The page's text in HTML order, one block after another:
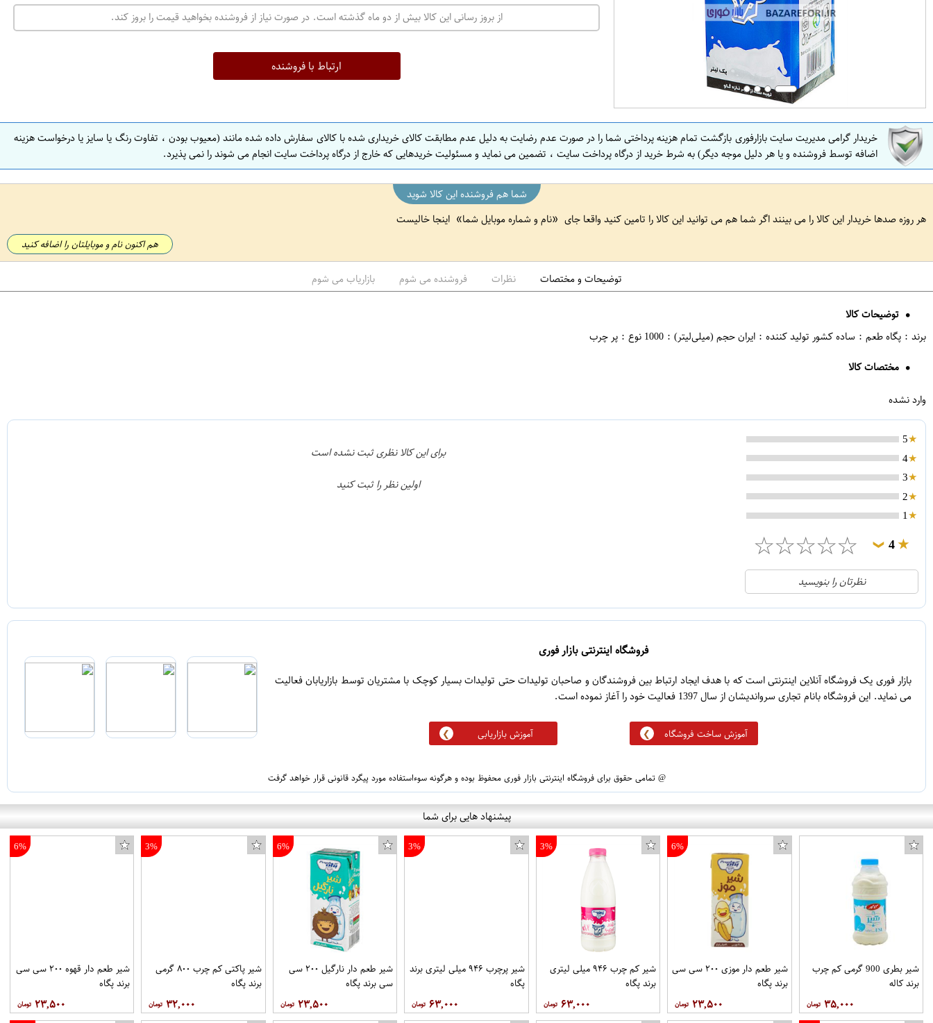
ت
ه
ص
ف
ه
ا
ن
ا
ف
ه
از بروز رسانی این کالا بیش از دو ماه گذشته است. در صورت نیاز از فروشنده بخواهید قیمت را بروز کند.
ارتباط با فروشنده
خریدار گرامی مدیریت سایت بازارفوری بازگشت تمام هزینه پرداختی شما را در صورت عدم رضایت به دلیل عدم مطابقت کالای خریداری شده با کالای سفارش داده شده مانند (معیوب بودن ، تفاوت رنگ یا سایز یا درخواست هزینه
اضافه توسط فروشنده و یا هر دلیل موجه دیگر) به شرط خرید از درگاه پرداخت سایت ، تضمین می نماید و مسئولیت خریدهایی که خارج از درگاه پرداخت سایت انجام می شوند را نمی پذیرد.
شما هم فروشنده این کالا شوید
هر روزه صدها خریدار این کالا را می بینند اگر شما هم می توانید این کالا را تامین کنید واقعا جای
نام و شماره موبایل شما اینجا خالیست
هم اکنون نام و موبایلتان را اضافه کنید
توضیحات و مختصات نظرات فروشنده می شوم بازاریاب می شوم
توضیحات کالا
برند : پگاه طعم : ساده کشور تولید کننده : ایران حجم (میلی‌لیتر) : 1000 نوع : پر چرب
مختصات کالا
وارد نشده
5
4
3
2
1
4
❯
☆
☆
☆
☆
☆
0
3
0
1
0
نظرتان را بنویسید
برای این کالا نظری ثبت نشده است
اولین نظر را ثبت کنید
فروشگاه اینترنتی بازار فوری
بازار فوری یک فروشگاه آنلاین اینترنتی است که با هدف ایجاد ارتباط بین فروشندگان و صاحبان تولیدات حتی تولیدات بسیار کوچک با مشتریان توسط بازاریابان فعالیت
می نماید. این فروشگاه بانام تجاری سرواندیشان از سال 1397 فعالیت خود را آغاز نموده است.
آموزش ساخت فروشگاه آموزش بازاریابی
@ تمامی حقوق برای فروشگاه اینترنتی بازار فوری محفوظ بوده و هرگونه سوءاستفاده مورد پیگرد قانونی قرار خواهد گرفت
پیشنهاد هایی برای شما
شیر بطری 900 گرمی کم چرب
برند کاله
۳۵,۰۰۰
6%
شیر طعم دار موزی ۲۰۰ سی سی
برند پگاه
۲۳,۵۰۰
3%
شیر کم چرب ۹۴۶ میلی لیتری
برند پگاه
۶۳,۰۰۰
3%
شیر پرچرب ۹۴۶ میلی لیتری برند
پگاه
۶۳,۰۰۰
6%
شیر طعم دار نارگیل ۲۰۰ سی
سی برند پگاه
۲۳,۵۰۰
3%
شیر پاکتی کم چرب ۸۰۰ گرمی
برند پگاه
۳۲,۰۰۰
6%
شیر طعم دار قهوه ۲۰۰ سی سی
برند پگاه
۲۳,۵۰۰